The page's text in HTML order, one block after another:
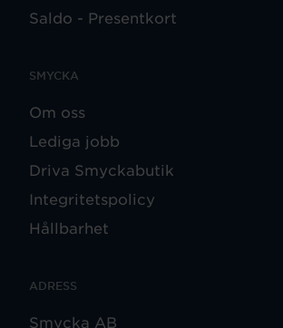
Saldo - Presentkort
SMYCKA
Om oss
Lediga jobb
Driva Smyckabutik
Integritetspolicy
Hållbarhet
ADRESS
Smycka AB